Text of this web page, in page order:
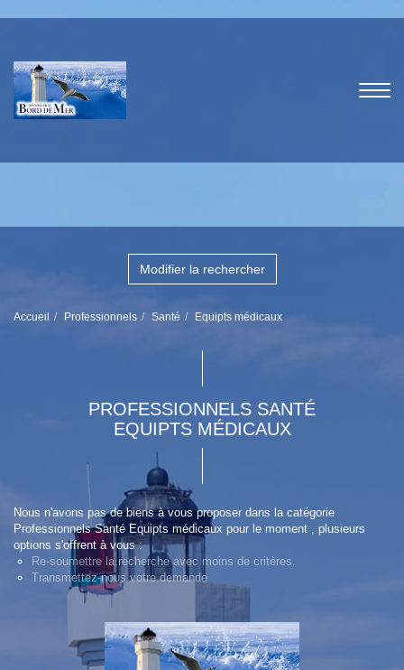
Modifier la rechercher
Accueil Professionnels Santé Equipts médicaux
PROFESSIONNELS SANTÉ
EQUIPTS MÉDICAUX
Nous n'avons pas de biens à vous proposer dans la catégorie
Professionnels Santé Equipts médicaux pour le moment , plusieurs
options s'offrent à vous :
Re-soumettre la recherche avec moins de critères.
Transmettez-nous votre demande